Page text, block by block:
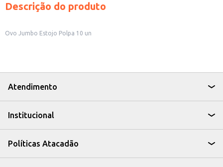
Descrição do produto
Ovo Jumbo Estojo Polpa 10 un
Atendimento
Institucional
Políticas Atacadão